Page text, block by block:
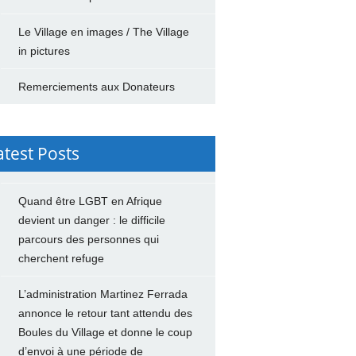
Le Village en images / The Village
in pictures
Remerciements aux Donateurs
Posts
Quand être LGBT en Afrique
devient un danger : le difficile
parcours des personnes qui
cherchent refuge
L’administration Martinez Ferrada
annonce le retour tant attendu des
Boules du Village et donne le coup
d’envoi à une période de